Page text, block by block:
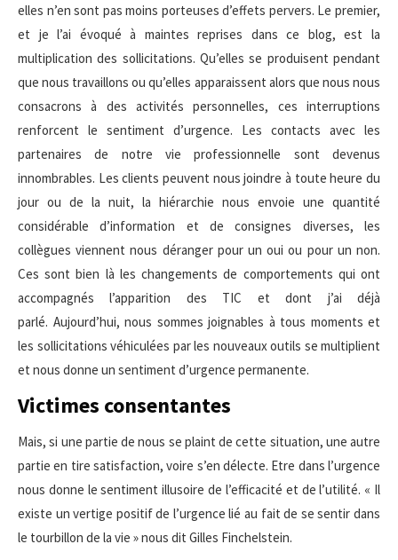
elles n’en sont pas moins porteuses d’effets pervers. Le premier,
et je l’ai évoqué à maintes reprises dans ce blog, est la
multiplication des sollicitations. Qu’elles se produisent pendant
que nous travaillons ou qu’elles apparaissent alors que nous nous
consacrons à des activités personnelles, ces interruptions
renforcent le sentiment d’urgence. Les contacts avec les
partenaires de notre vie professionnelle sont devenus
innombrables. Les clients peuvent nous joindre à toute heure du
jour ou de la nuit, la hiérarchie nous envoie une quantité
considérable d’information et de consignes diverses, les
collègues viennent nous déranger pour un oui ou pour un non.
Ces sont bien là les changements de comportements qui ont
accompagnés l’apparition des TIC et dont j’ai déjà
parlé. Aujourd’hui, nous sommes joignables à tous moments et
les sollicitations véhiculées par les nouveaux outils se multiplient
et nous donne un sentiment d’urgence permanente.
Victimes consentantes
Mais, si une partie de nous se plaint de cette situation, une autre
partie en tire satisfaction, voire s’en délecte. Etre dans l’urgence
nous donne le sentiment illusoire de l’efficacité et de l’utilité. « Il
existe un vertige positif de l’urgence lié au fait de se sentir dans
le tourbillon de la vie » nous dit Gilles Finchelstein.